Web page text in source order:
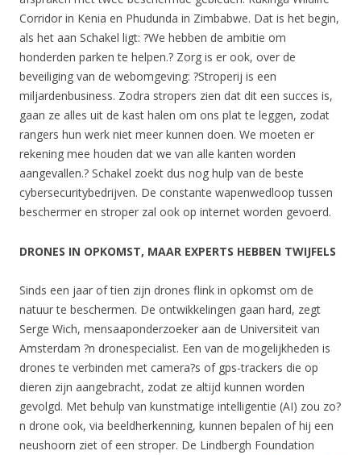
Corridor in Kenia en Phudunda in Zimbabwe. Dat is het begin,
als het aan Schakel ligt: ?We hebben de ambitie om
honderden parken te helpen.? Zorg is er ook, over de
beveiliging van de webomgeving: ?Stroperij is een
miljardenbusiness. Zodra stropers zien dat dit een succes is,
gaan ze alles uit de kast halen om ons plat te leggen, zodat
rangers hun werk niet meer kunnen doen. We moeten er
rekening mee houden dat we van alle kanten worden
aangevallen.? Schakel zoekt dus nog hulp van de beste
cybersecuritybedrijven. De constante wapenwedloop tussen
beschermer en stroper zal ook op internet worden gevoerd.
DRONES IN OPKOMST, MAAR EXPERTS HEBBEN TWIJFELS
Sinds een jaar of tien zijn drones flink in opkomst om de
natuur te beschermen. De ontwikkelingen gaan hard, zegt
Serge Wich, mensaaponderzoeker aan de Universiteit van
Amsterdam ?n dronespecialist. Een van de mogelijkheden is
drones te verbinden met camera?s of gps-trackers die op
dieren zijn aangebracht, zodat ze altijd kunnen worden
gevolgd. Met behulp van kunstmatige intelligentie (AI) zou zo?
n drone ook, via beeldherkenning, kunnen bepalen of hij een
neushoorn ziet of een stroper. De Lindbergh Foundation